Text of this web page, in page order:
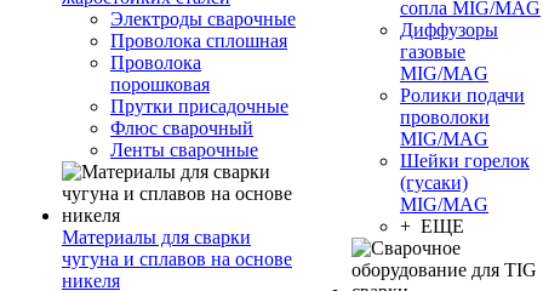
Электроды сварочные
Проволока сплошная
Проволока
порошковая
Прутки присадочные
Флюс сварочный
Ленты сварочные
Материалы для сварки
чугуна и сплавов на основе
никеля
сопла MIG/MAG
Диффузоры
газовые
MIG/MAG
Ролики подачи
проволоки
MIG/MAG
Шейки горелок
(гусаки)
MIG/MAG
+ ЕЩЕ